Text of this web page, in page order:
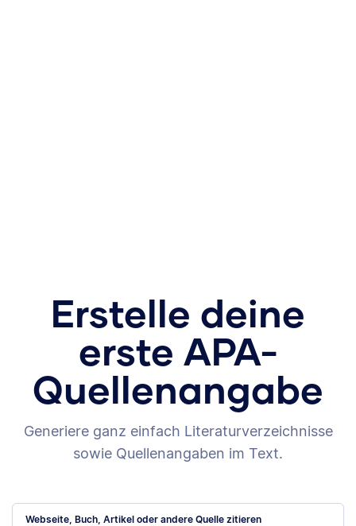
Erstelle deine
erste APA-
Quellenangabe
Generiere ganz einfach Literaturverzeichnisse
sowie Quellenangaben im Text.
Webseite, Buch, Artikel oder andere Quelle zitieren